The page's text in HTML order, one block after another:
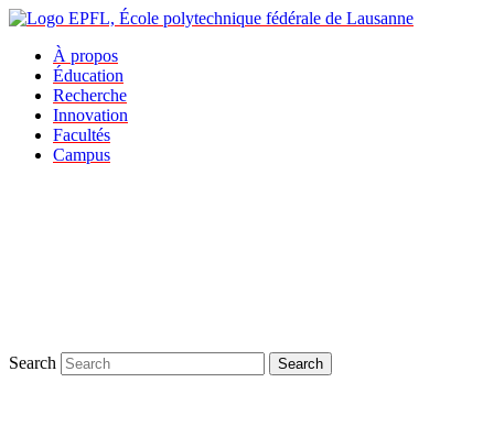
À propos
Éducation
Recherche
Innovation
Facultés
Campus
Search Search